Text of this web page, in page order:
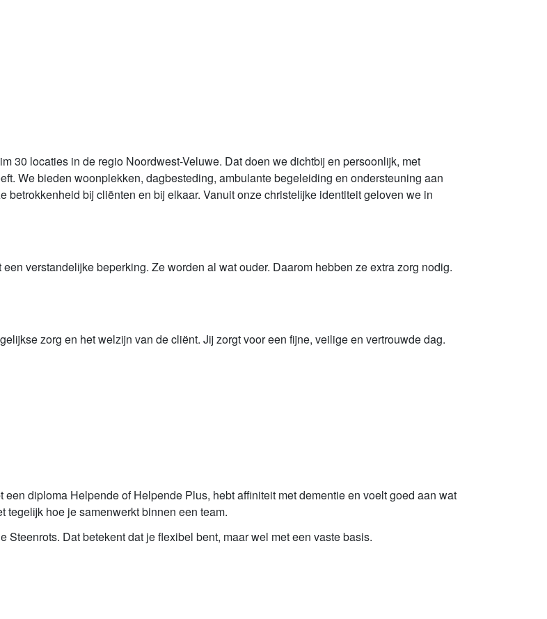
30 locaties in de regio Noordwest-Veluwe. Dat doen we dichtbij en persoonlijk, met
We bieden woonplekken, dagbesteding, ambulante begeleiding en ondersteuning aan
bij cliënten en bij elkaar. Vanuit onze christelijke identiteit geloven we in
verstandelijke beperking. Ze worden al wat ouder. Daarom hebben ze extra zorg nodig.
zorg en het welzijn van de cliënt. Jij zorgt voor een fijne, veilige en vertrouwde dag.
diploma Helpende of Helpende Plus, hebt affiniteit met dementie en voelt goed aan wat
tegelijk hoe je samenwerkt binnen een team.
Dat betekent dat je flexibel bent, maar wel met een vaste basis.